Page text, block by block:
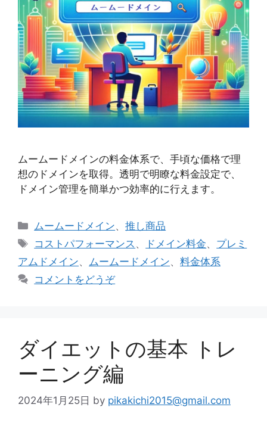
ムームードメインの料金体系で、手頃な価格で理
想のドメインを取得。透明で明瞭な料金設定で、
ドメイン管理を簡単かつ効率的に行えます。
カ
テ
リ
ー
ムームードメイン、推し商品
タ
グ
コストパフォーマンス 、 ドメイン料金、 プレミ
アムドメイン、 ムームードメイン、 料金体系
コメントをどうぞ
ダイエットの基本 トレ
ーニング編
2024年1月25日 by pikakichi2015@gmail.com